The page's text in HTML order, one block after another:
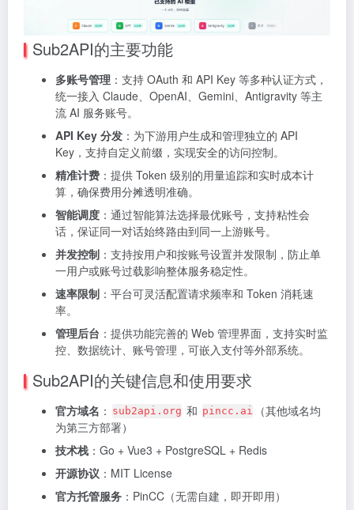
Sub2API的主要功能
多账号管理 ：支持 OAuth 和 API Key 等多种认证方式，
统一接入 Claude、OpenAI、Gemini、Antigravity 等主
流 AI 服务账号。
API Key 分发 ：为下游用户生成和管理独立的 API
Key，支持自定义前缀，实现安全的访问控制。
精准计费 ：提供 Token 级别的用量追踪和实时成本计
算，确保费用分摊透明准确。
智能调度 ：通过智能算法选择最优账号，支持粘性会
话，保证同一对话始终路由到同一上游账号。
并发控制 ：支持按用户和按账号设置并发限制，防止单
一用户或账号过载影响整体服务稳定性。
速率限制 ：平台可灵活配置请求频率和 Token 消耗速
率。
管理后台 ：提供功能完善的 Web 管理界面，支持实时监
控、数据统计、账号管理，可嵌入支付等外部系统。
Sub2API的关键信息和使用要求
官方域名 ： sub2api.org 和 pincc.ai
（其他域名均
为第三方部署）
技术栈 ：Go + Vue3 + PostgreSQL + Redis
开源协议 ：MIT License
官方托管服务 ：PinCC（无需自建，即开即用）